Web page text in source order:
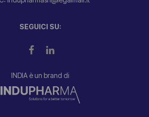
SEGUICI SU:
INDIA è un brand di